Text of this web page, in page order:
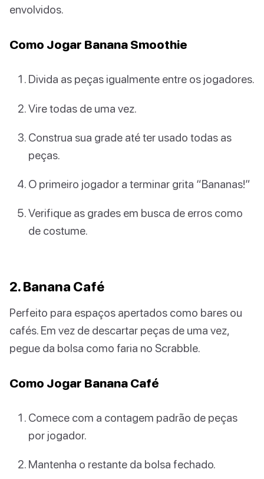
envolvidos.
Como Jogar Banana Smoothie
Divida as peças igualmente entre os jogadores.
Vire todas de uma vez.
Construa sua grade até ter usado todas as
peças.
O primeiro jogador a terminar grita “Bananas!”
Verifique as grades em busca de erros como
de costume.
2. Banana Café
Perfeito para espaços apertados como bares ou
cafés. Em vez de descartar peças de uma vez,
pegue da bolsa como faria no Scrabble.
Como Jogar Banana Café
Comece com a contagem padrão de peças
por jogador.
Mantenha o restante da bolsa fechado.